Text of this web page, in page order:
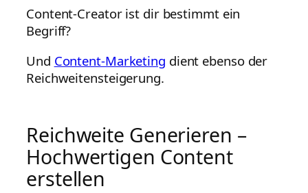
Content-Creator ist dir bestimmt ein
Begriff?
Und Content-Marketing dient ebenso der
Reichweitensteigerung.
Reichweite Generieren –
Hochwertigen Content
erstellen